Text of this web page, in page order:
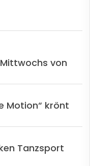
von
Motion“ krönt
Tanzsport